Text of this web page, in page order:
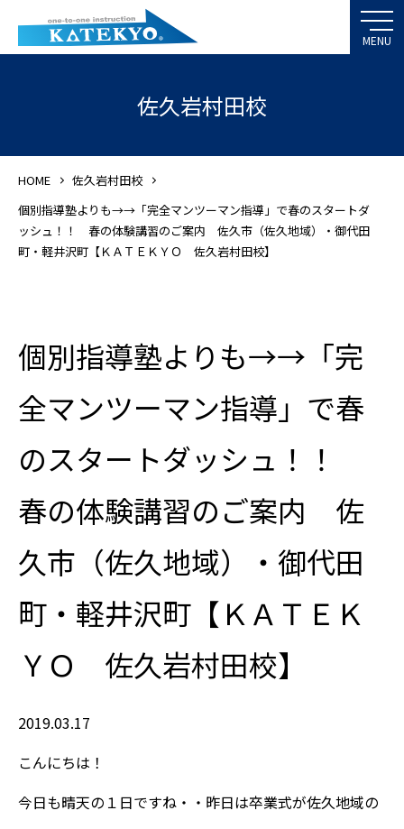
佐久岩村田校
HOME
佐久岩村田校
個別指導塾よりも→→「完全マンツーマン指導」で春のスタートダ
ッシュ！！ 春の体験講習のご案内 佐久市（佐久地域）・御代田
町・軽井沢町【ＫＡＴＥＫＹＯ 佐久岩村田校】
個別指導塾よりも→→「完
全マンツーマン指導」で春
のスタートダッシュ！！
春の体験講習のご案内 佐
久市（佐久地域）・御代田
町・軽井沢町【ＫＡＴＥＫ
ＹＯ 佐久岩村田校】
2019.03.17
こんにちは！
今日も晴天の１日ですね・・昨日は卒業式が佐久地域の